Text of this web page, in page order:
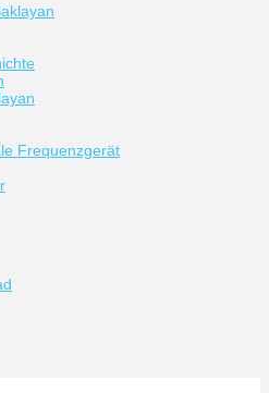
Frequenzgerät